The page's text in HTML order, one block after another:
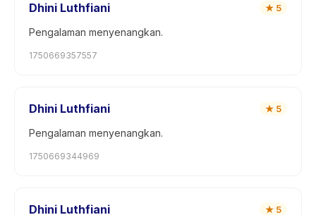
Dhini Luthfiani ★ 5
Pengalaman menyenangkan.
1750669357557
Dhini Luthfiani ★ 5
Pengalaman menyenangkan.
1750669344969
Dhini Luthfiani ★ 5